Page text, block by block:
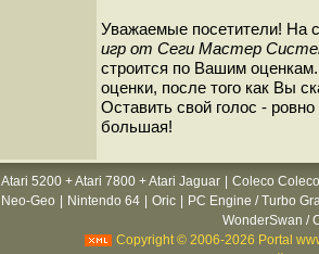
Уважаемые посетители! На
игр от Сеги Мастер
строится по Вашим
оценки, после того как Вы
Оставить свой голос -
большая!
Atari 5200 + Atari 7800 + Atari Jaguar
Coleco
Neo-Geo Nintendo 64 Oric
PC Engine / Turbo
WonderSwan /
Copyright © 2006-2026 Portal